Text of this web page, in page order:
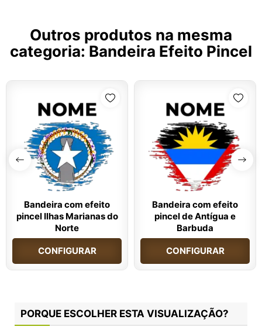
Outros produtos na mesma
categoria: Bandeira Efeito Pincel
Bandeira com efeito
pincel Ilhas Marianas do
Norte
CONFIGURAR
Bandeira com efeito
pincel de Antígua e
Barbuda
CONFIGURAR
PORQUE ESCOLHER ESTA VISUALIZAÇÃO?